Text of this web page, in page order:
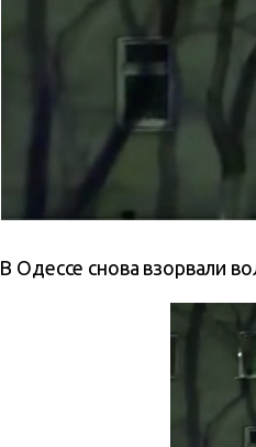
В Одессе снова взорвали